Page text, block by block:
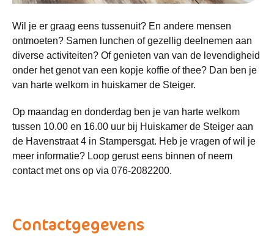
Contactgegevens
Wil je er graag eens tussenuit? En andere mensen
ontmoeten? Samen lunchen of gezellig deelnemen aan
diverse activiteiten? Of genieten van van de levendigheid
onder het genot van een kopje koffie of thee? Dan ben je
van harte welkom in huiskamer de Steiger.
Op maandag en donderdag ben je van harte welkom
tussen 10.00 en 16.00 uur bij Huiskamer de Steiger aan
de Havenstraat 4 in Stampersgat. Heb je vragen of wil je
meer informatie? Loop gerust eens binnen of neem
contact met ons op via 076-2082200.